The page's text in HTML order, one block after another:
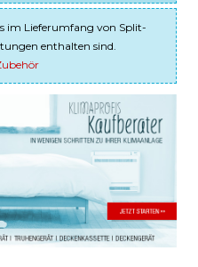
im Lieferumfang von Split-
enthalten sind.